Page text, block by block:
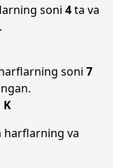
soni 4ta va
soni 7
K
harflarning va